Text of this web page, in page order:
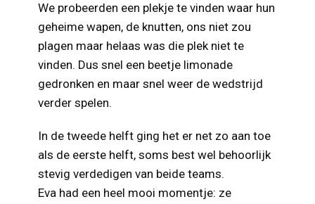
We probeerden een plekje te vinden waar hun
geheime wapen, de knutten, ons niet zou
plagen maar helaas was die plek niet te
vinden. Dus snel een beetje limonade
gedronken en maar snel weer de wedstrijd
verder spelen.
In de tweede helft ging het er net zo aan toe
als de eerste helft, soms best wel behoorlijk
stevig verdedigen van beide teams.
Eva had een heel mooi momentje: ze